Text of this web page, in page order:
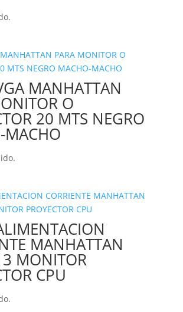
MANHATTAN
O
20 MTS NEGRO
MACHO
MANHATTAN
MONITOR
CPU